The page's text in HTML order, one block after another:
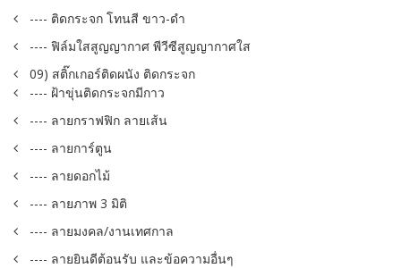
---- ติดกระจก โทนสี ขาว-ดำ
---- ฟิล์มใสสูญญากาศ พีวีซีสูญญากาศใส
09) สติ๊กเกอร์ติดผนัง ติดกระจก
---- ฝ้าขุ่นติดกระจกมีกาว
---- ลายกราฟฟิก ลายเส้น
---- ลายการ์ตูน
---- ลายดอกไม้
---- ลายภาพ 3 มิติ
---- ลายมงคล/งานเทศกาล
---- ลายยินดีต้อนรับ และข้อความอื่นๆ